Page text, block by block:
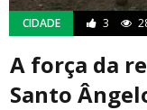
CIDADE 3
A força da
Santo